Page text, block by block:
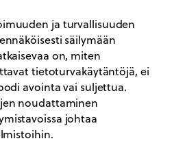
ja turvallisuuden
säilymään
on, miten
tietoturvakäytäntöjä, ei
avointa vai suljettua.
noudattaminen
johtaa